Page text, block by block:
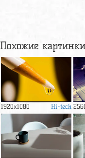
Похожие
1920x1080 Hi-tech